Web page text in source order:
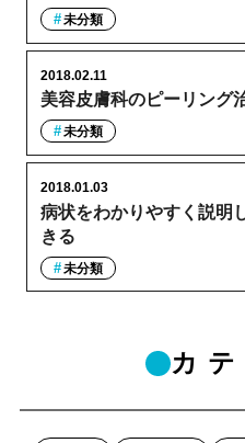
未分類
美容皮膚科のピーリング
2018.02.11
未分類
病状をわかりやすく説明
きる
2018.01.03
未分類
カ